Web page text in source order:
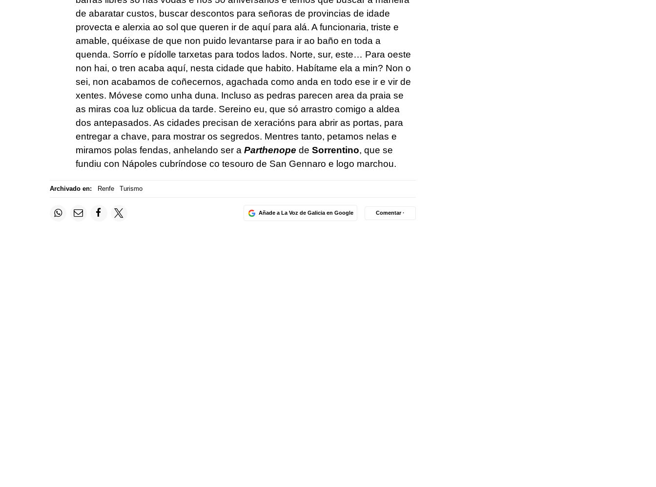
de abaratar custos, buscar descontos para señoras de provincias de idade
provecta e alerxia ao sol que queren ir de aquí para alá. A funcionaria, triste e
amable, quéixase de que non puido levantarse para ir ao baño en toda a
quenda. Sorrío e pídolle tarxetas para todos lados. Norte, sur, este… Para oeste
non hai, o tren acaba aquí, nesta cidade que habito. Habítame ela a min? Non o
sei, non acabamos de coñecernos, agachada como anda en todo ese ir e vir de
xentes. Móvese como unha duna. Incluso as pedras parecen area da praia se
as miras coa luz oblicua da tarde. Sereino eu, que só arrastro comigo a aldea
dos antepasados. As cidades precisan de xeracións para abrir as portas, para
entregar a chave, para mostrar os segredos. Mentres tanto, petamos nelas e
miramos polas fendas, anhelando ser a Parthenope de Sorrentino, que se
fundiu con Nápoles cubríndose co tesouro de San Gennaro e logo marchou.
Archivado en: Renfe Turismo
Añade a La Voz de Galicia en Google Comentar ·